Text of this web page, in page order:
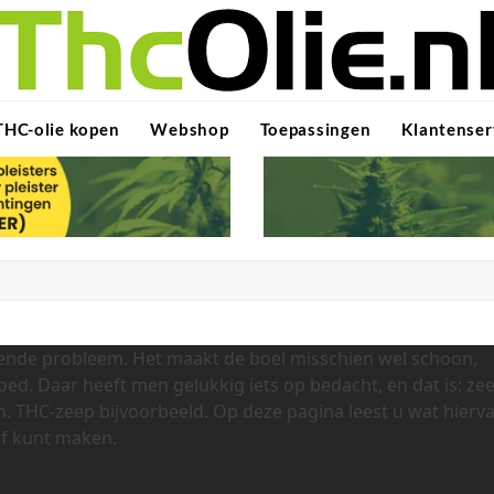
olie kopen Webshop Toepassingen
probleem. Het maakt de boel misschien wel schoon,
Daar heeft men gelukkig iets op bedacht, en dat is:
zeep bijvoorbeeld. Op deze pagina leest u wat
kunt maken.